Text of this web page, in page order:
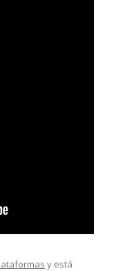
y está